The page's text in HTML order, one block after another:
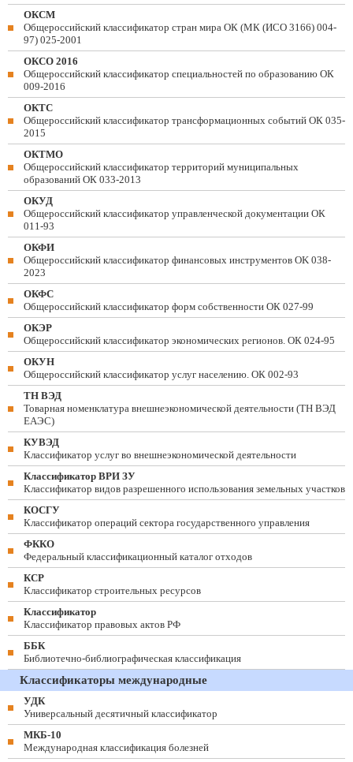
ОКСМ
Общероссийский классификатор стран мира ОК (МК (ИСО 3166) 004-
97) 025-2001
ОКСО 2016
Общероссийский классификатор специальностей по образованию ОК
009-2016
ОКТС
Общероссийский классификатор трансформационных событий ОК 035-
2015
ОКТМО
Общероссийский классификатор территорий муниципальных
образований ОК 033-2013
ОКУД
Общероссийский классификатор управленческой документации ОК
011-93
ОКФИ
Общероссийский классификатор финансовых инструментов OK 038-
2023
ОКФС
Общероссийский классификатор форм собственности ОК 027-99
ОКЭР
Общероссийский классификатор экономических регионов. ОК 024-95
ОКУН
Общероссийский классификатор услуг населению. ОК 002-93
ТН ВЭД
Товарная номенклатура внешнеэкономической деятельности (ТН ВЭД
ЕАЭС)
КУВЭД
Классификатор услуг во внешнеэкономической деятельности
Классификатор ВРИ ЗУ
Классификатор видов разрешенного использования земельных участков
КОСГУ
Классификатор операций сектора государственного управления
ФККО
Федеральный классификационный каталог отходов
КСР
Классификатор строительных ресурсов
Классификатор
Классификатор правовых актов РФ
ББК
Библиотечно-библиографическая классификация
Классификаторы международные
УДК
Универсальный десятичный классификатор
МКБ-10
Международная классификация болезней